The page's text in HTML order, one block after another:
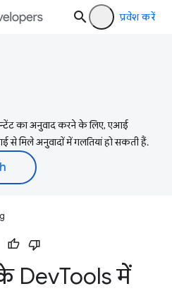
प्रवेश करें
का अनुवाद करने के लिए, एआई
से मिले अनुवादों में गलतियां हो सकती हैं.
DevTools में